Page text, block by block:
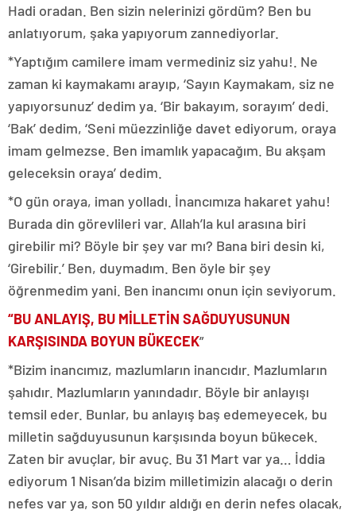
Hadi oradan. Ben sizin nelerinizi gördüm? Ben bu
anlatıyorum, şaka yapıyorum zannediyorlar.
*Yaptığım camilere imam vermediniz siz yahu!. Ne
zaman ki kaymakamı arayıp, ‘Sayın Kaymakam, siz ne
yapıyorsunuz’ dedim ya. ‘Bir bakayım, sorayım’ dedi.
‘Bak’ dedim, ‘Seni müezzinliğe davet ediyorum, oraya
imam gelmezse. Ben imamlık yapacağım. Bu akşam
geleceksin oraya’ dedim.
*O gün oraya, iman yolladı. İnancımıza hakaret yahu!
Burada din görevlileri var. Allah’la kul arasına biri
girebilir mi? Böyle bir şey var mı? Bana biri desin ki,
‘Girebilir.’ Ben, duymadım. Ben öyle bir şey
öğrenmedim yani. Ben inancımı onun için seviyorum.
“BU ANLAYIŞ, BU MİLLETİN SAĞDUYUSUNUN
KARŞISINDA BOYUN BÜKECEK”
*Bizim inancımız, mazlumların inancıdır. Mazlumların
şahıdır. Mazlumların yanındadır. Böyle bir anlayışı
temsil eder. Bunlar, bu anlayış baş edemeyecek, bu
milletin sağduyusunun karşısında boyun bükecek.
Zaten bir avuçlar, bir avuç. Bu 31 Mart var ya… İddia
ediyorum 1 Nisan’da bizim milletimizin alacağı o derin
nefes var ya, son 50 yıldır aldığı en derin nefes olacak,